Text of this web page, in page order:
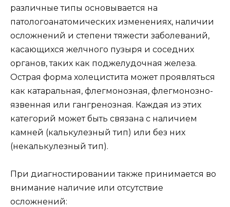
различные типы основывается на
патологоанатомических изменениях, наличии
осложнений и степени тяжести заболеваний,
касающихся желчного пузыря и соседних
органов, таких как поджелудочная железа.
Острая форма холецистита может проявляться
как катаральная, флегмонозная, флегмонозно-
язвенная или гангренозная. Каждая из этих
категорий может быть связана с наличием
камней (калькулезный тип) или без них
(некалькулезный тип).
При диагностировании также принимается во
внимание наличие или отсутствие
осложнений: